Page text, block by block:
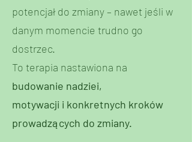
potencjał do zmiany – nawet jeśli w
danym momencie trudno go
dostrzec.
To terapia nastawiona na
budowanie nadziei,
motywacji i konkretnych kroków
prowadzących do zmiany.